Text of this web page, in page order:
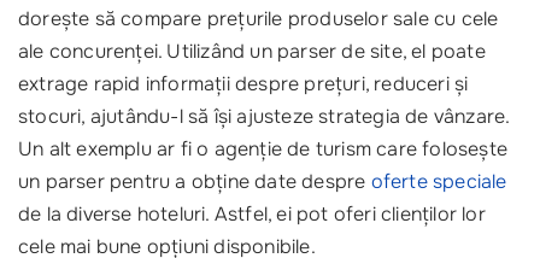
dorește să compare prețurile produselor sale cu cele
ale concurenței. Utilizând un parser de site, el poate
extrage rapid informații despre prețuri, reduceri și
stocuri, ajutându-l să își ajusteze strategia de vânzare.
Un alt exemplu ar fi o agenție de turism care folosește
un parser pentru a obține date despre oferte speciale
de la diverse hoteluri. Astfel, ei pot oferi clienților lor
cele mai bune opțiuni disponibile.